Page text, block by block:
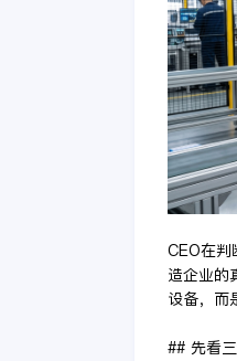
CEO在判
造企业的
设备，而
## 先看